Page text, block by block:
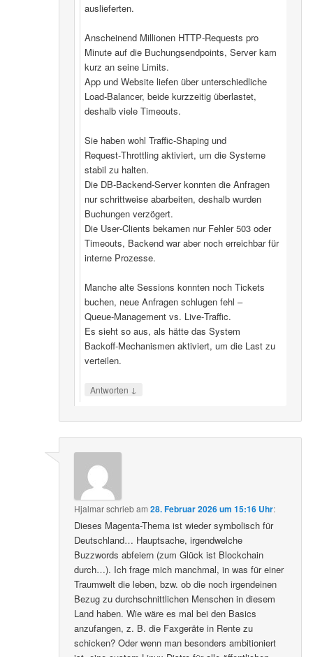
auslieferten.
Anscheinend Millionen HTTP‑Requests pro
Minute auf die Buchungsendpoints, Server kam
kurz an seine Limits.
App und Website liefen über unterschiedliche
Load‑Balancer, beide kurzzeitig überlastet,
deshalb viele Timeouts.
Sie haben wohl Traffic‑Shaping und
Request‑Throttling aktiviert, um die Systeme
stabil zu halten.
Die DB‑Backend-Server konnten die Anfragen
nur schrittweise abarbeiten, deshalb wurden
Buchungen verzögert.
Die User‑Clients bekamen nur Fehler 503 oder
Timeouts, Backend war aber noch erreichbar für
interne Prozesse.
Manche alte Sessions konnten noch Tickets
buchen, neue Anfragen schlugen fehl –
Queue‑Management vs. Live‑Traffic.
Es sieht so aus, als hätte das System
Backoff‑Mechanismen aktiviert, um die Last zu
verteilen.
Antworten ↓
Hjalmarschriebam28. Februar 2026 um 15:16 Uhr:
Dieses Magenta-Thema ist wieder symbolisch für
Deutschland… Hauptsache, irgendwelche
Buzzwords abfeiern (zum Glück ist Blockchain
durch…). Ich frage mich manchmal, in was für einer
Traumwelt die leben, bzw. ob die noch irgendeinen
Bezug zu durchschnittlichen Menschen in diesem
Land haben. Wie wäre es mal bei den Basics
anzufangen, z. B. die Faxgeräte in Rente zu
schicken? Oder wenn man besonders ambitioniert